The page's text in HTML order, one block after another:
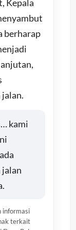
Kepala
berharap
kami
jalan
informasi
terkait